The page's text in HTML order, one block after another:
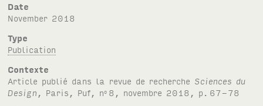
Date
November 2018
Type
Publication
Contexte
Article publié dans la revue de recherche Sciences du
Design , Paris, Puf, no 8, novembre 2018, p. 67-78